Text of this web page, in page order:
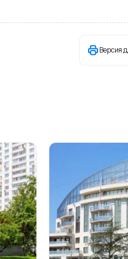
Версия